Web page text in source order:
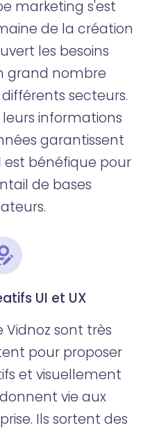
marketing s'est
de la création
les besoins
grand nombre
secteurs.
leurs informations
garantissent
bénéfique pour
de bases
UI et UX
Vidnoz sont très
pour proposer
et visuellement
vie aux
Ils sortent des